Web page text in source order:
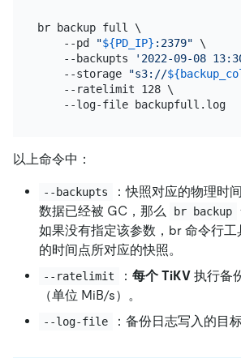
br backup full \
    --pd
"${PD_IP} :2379" \
    --backupts
'2022-09-08
    --storage
"s3://
    --ratelimit 128 \
    --log-file backupfull.log
以上命令中：
--backupts
：快照对应的物理时
数据已经被 GC，那么
br backup
如果没有指定该参数，br 命令行
的时间点所对应的快照。
--ratelimit ： 每个 TiKV执行备
（单位 MiB/s）。
--log-file ：备份日志写入的目